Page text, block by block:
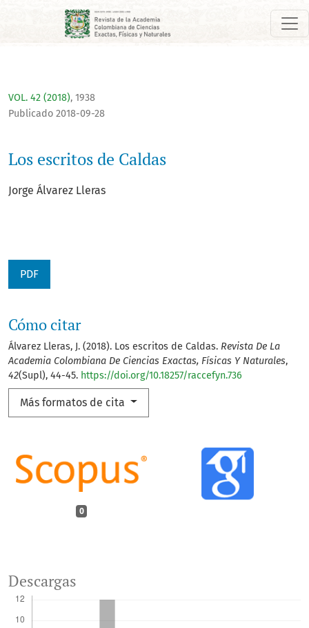
Los escritos de Caldas
VOL. 42 (2018), 1938
Los escritos de Caldas
Publicado 2018-09-28
Jorge Álvarez Lleras
PDF
Cómo citar
Álvarez Lleras, J. (2018). Los escritos de Caldas. Revista De La
Academia Colombiana De Ciencias Exactas, Físicas Y Naturales,
42(Supl), 44-45. https://doi.org/10.18257/raccefyn.736
Más formatos de cita
0
Descargas